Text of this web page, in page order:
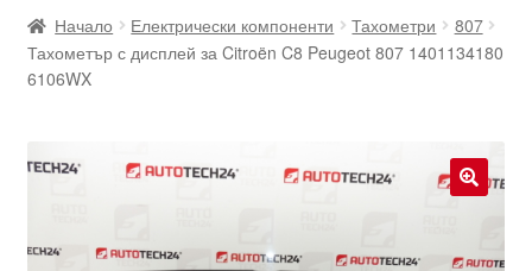
Доставка по целия свят
За нас
Начало Електрически компоненти Тахометри
807
Тахометър с дисплей за Citroën C8 Peugeot 807 1401134180
6106WX